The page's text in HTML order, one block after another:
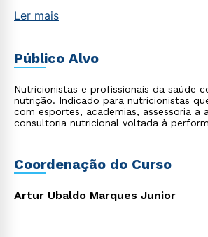
Ler mais
Público Alvo
Nutricionistas e profissionais da saúde
nutrição. Indicado para nutricionistas
com esportes, academias, assessoria a
consultoria nutricional voltada à
Coordenação do Curso
Artur Ubaldo Marques Junior